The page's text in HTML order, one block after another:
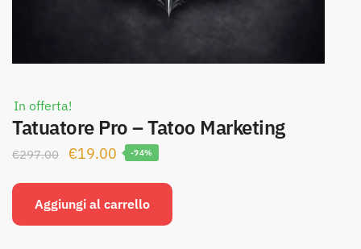
In offerta!
Tatuatore Pro – Tatoo Marketing
€297.00
Il
originale
€19.00 Il
attuale
-94%
Aggiungi al carrello